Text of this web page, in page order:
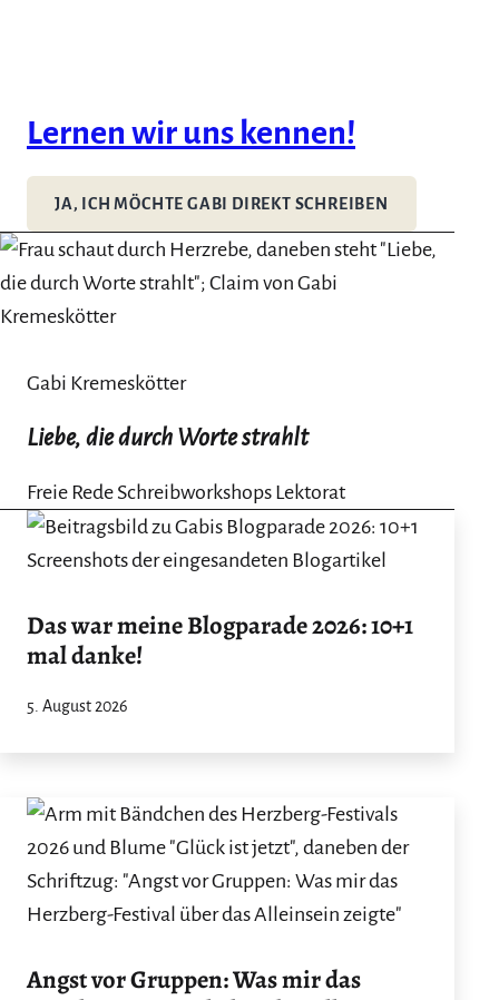
Lernen wir uns kennen!
JA, ICH MÖCHTE GABI DIREKT SCHREIBEN
Gabi Kremeskötter
Liebe, die durch Worte strahlt
Freie Rede Schreibworkshops Lektorat
Das war meine Blogparade 2026: 10+1
mal danke!
5. August 2026
Angst vor Gruppen: Was mir das